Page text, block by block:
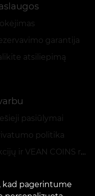
garantija
atsiliepimą
pasiūlymai
politika
Akcijų ir VEAN COINS reglamentas
kad pagerintume